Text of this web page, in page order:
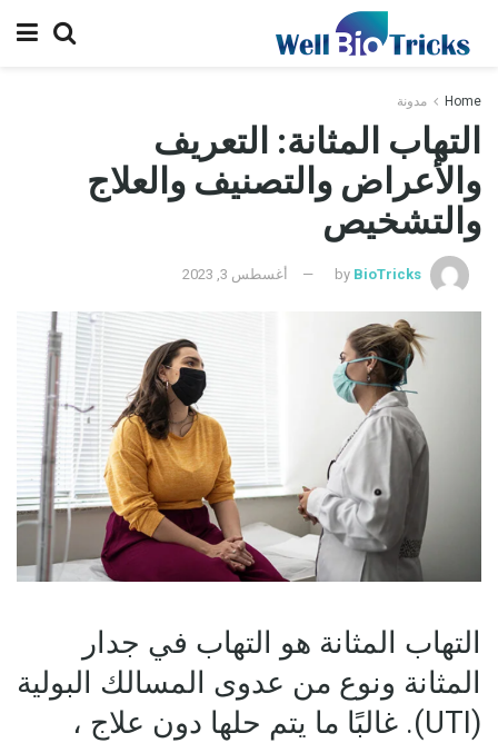
Home مدونة
التهاب المثانة: التعريف
والأعراض والتصنيف والعلاج
والتشخيص
by BioTricks أغسطس 3, 2023
التهاب المثانة هو التهاب في جدار
المثانة ونوع من عدوى المسالك البولية
(UTI). غالبًا ما يتم حلها دون علاج ،